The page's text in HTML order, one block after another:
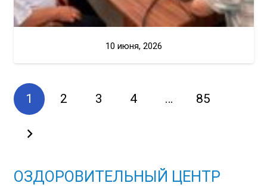
10 июня, 2026
1 2 3 4 … 85
ОЗДОРОВИТЕЛЬНЫЙ ЦЕНТР